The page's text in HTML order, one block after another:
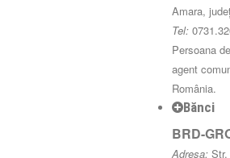
Amara,
Tel:
Persoana
agent
România.
Bănci
BRD-
Adresa:Str.